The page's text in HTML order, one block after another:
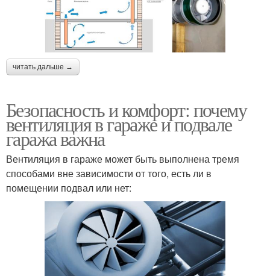
читать дальше →
Безопасность и комфорт: почему
вентиляция в гараже и подвале
гаража важна
Вентиляция в гараже может быть выполнена тремя
способами вне зависимости от того, есть ли в
помещении подвал или нет: